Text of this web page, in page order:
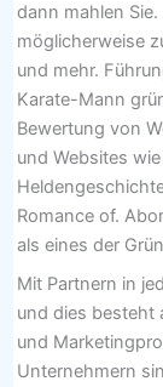
dann mahlen
möglicherweise
und mehr.
Karate-Mann
Bewertung von
und Websites
Romance of.
als eines der
Mit Partnern in
und dies besteht
und
Unternehmern